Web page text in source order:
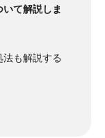
て解説しま
も解説する